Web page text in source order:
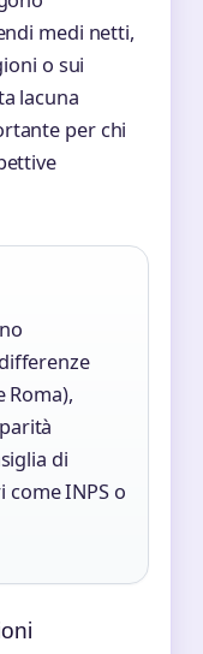
medi netti,
o sui
lacuna
per chi
Roma),
di
INPS o